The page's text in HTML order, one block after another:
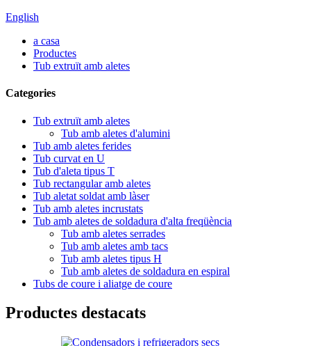
English
a casa
Productes
Tub extruït amb aletes
Categories
Tub extruït amb aletes
Tub amb aletes d'alumini
Tub amb aletes ferides
Tub curvat en U
Tub d'aleta tipus T
Tub rectangular amb aletes
Tub aletat soldat amb làser
Tub amb aletes incrustats
Tub amb aletes de soldadura d'alta freqüència
Tub amb aletes serrades
Tub amb aletes amb tacs
Tub amb aletes tipus H
Tub amb aletes de soldadura en espiral
Tubs de coure i aliatge de coure
Productes destacats